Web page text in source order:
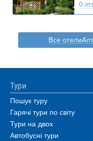
0
Все
Тури
Пошук туру
Гарячі тури по світу
Тури на двох
Автобусні тури